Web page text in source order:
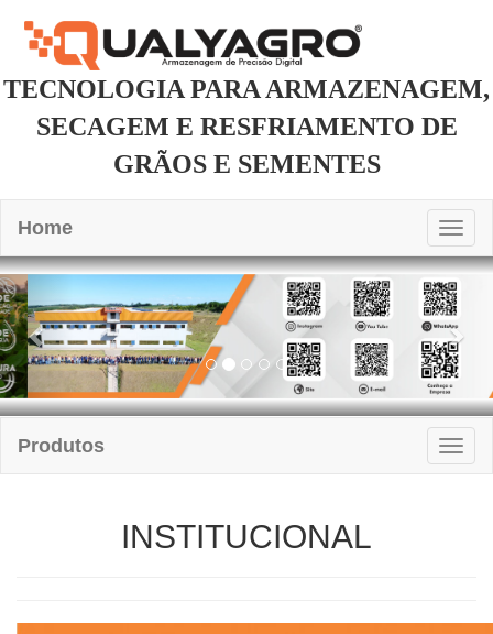
TECNOLOGIA PARA ARMAZENAGEM,
SECAGEM E RESFRIAMENTO DE
GRÃOS E SEMENTES
Home
Previous
Produtos
INSTITUCIONAL